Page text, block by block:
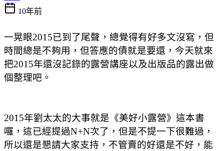
10年前
一晃眼2015已到了尾聲，總覺得有好多文沒寫，但
時間總是不夠用，但答應的債就是要還，今天就來
把2015年還沒記錄的露營講座以及出版品的露出做
個整理吧。
2015年劉太太的大事就是《美好小露營》這本書
囉，這已經提過N+N次了，但是不提一下很難過，
所以還是懇請大家支持，不管賣的好還是不好，能